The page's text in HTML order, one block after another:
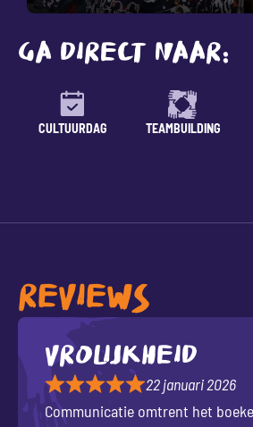
GA DIRECT NAAR:
CULTUURDAG TEAMBUILDING
REVIEWS
Vrolijkheid
22 januari 2026
Communicatie omtrent het